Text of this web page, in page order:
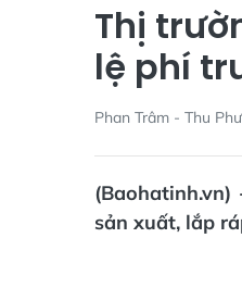
Thị
lệ phí
Phan Trâm - Thu
sản xuất, lắp